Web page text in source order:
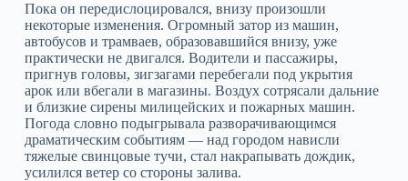
Пока он передислоцировался, внизу произошли
некоторые изменения. Огромный затор из машин,
автобусов и трамваев, образовавшийся внизу, уже
практически не двигался. Водители и пассажиры,
пригнув головы, зигзагами перебегали под укрытия
арок или вбегали в магазины. Воздух сотрясали дальние
и близкие сирены милицейских и пожарных машин.
Погода словно подыгрывала разворачивающимся
драматическим событиям — над городом нависли
тяжелые свинцовые тучи, стал накрапывать дождик,
усилился ветер со стороны залива.